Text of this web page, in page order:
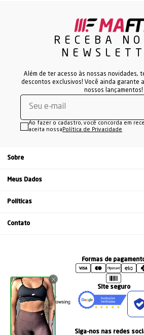
RECEBA
Além de ter acesso às nossas novidades,
descontos exclusivos! Você ainda garante
nossos lançamentos!
Ao fazer o cadastro, você concorda em
aceita nossa Política de Privacidade
Sobre
Meus Dados
Políticas
Contato
Formas de
Site seguro
Siga-nos nas redes